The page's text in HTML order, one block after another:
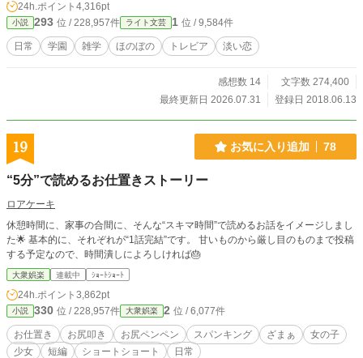
24h.ポイント 4,316pt
小説 293 位 / 228,957件 ライト文芸 1 位 / 9,584件
日常 学園 雑学 ほのぼの トレビア 淡い恋
感想数 14
文字数 274,400
最終更新日 2026.07.31
登録日 2018.06.13
19 お気に入り追加 78
“5分”で読めるお仕置きストーリー
ロアケーキ
休憩時間に、家事の合間に、そんな“スキマ時間”で読めるお話をイメージしまし
た🌟 基本的に、それぞれが“1話完結”です。 甘いものから厳し目のものまで投稿
する予定なので、時間潰しによろしければ🎂
大衆娯楽 連載中 ｼｮｰﾄｼｮｰﾄ
24h.ポイント 3,862pt
小説 330 位 / 228,957件 大衆娯楽 2 位 / 6,077件
お仕置き お尻叩き お尻ペンペン スパンキング ざまぁ
女の子
少女
短編 ショートショート 日常